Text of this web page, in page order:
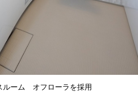
ルーム オフローラを採用